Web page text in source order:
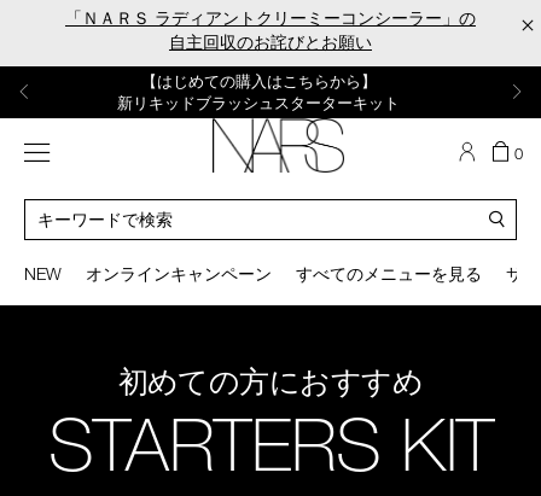
×
「ＮＡＲＳ ラディアントクリーミーコンシーラー」の
自主回収のお詫びとお願い
【ミニパフプレゼント】
新リキッドブラッシュご購入でプレゼント
【はじめての購入はこちらから】
新リキッドブラッシュスターターキット
【サンプル＆ヘアピン付】
オイルクレンジングキット
【ギフトショッパープレゼント】
カラーアイテムをあの人へのプレゼントに
【ポーチ＆ブラッシュプレゼント】
ORGASM CAMPAIGN
メニュー
NEW オンラインキャンペーン すべてのメニューを見る サ
カ
ト
商
数
0
ロ
グ
検
索
can
初めての方におすすめ
STARTERS KIT